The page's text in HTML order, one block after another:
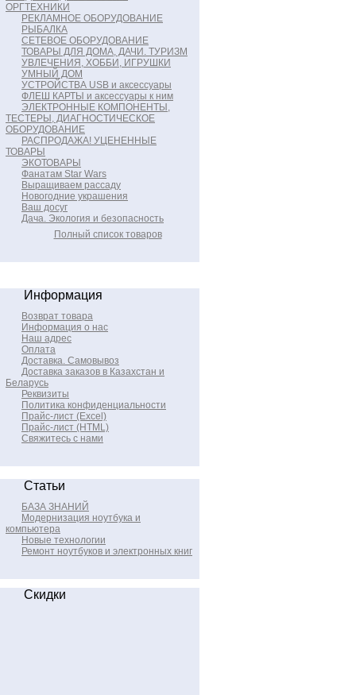
ОРГТЕХНИКИ
РЕКЛАМНОЕ ОБОРУДОВАНИЕ
РЫБАЛКА
СЕТЕВОЕ ОБОРУДОВАНИЕ
ТОВАРЫ ДЛЯ ДОМА, ДАЧИ. ТУРИЗМ
УВЛЕЧЕНИЯ, ХОББИ, ИГРУШКИ
УМНЫЙ ДОМ
УСТРОЙСТВА USB и аксессуары
ФЛЕШ КАРТЫ и аксессуары к ним
ЭЛЕКТРОННЫЕ КОМПОНЕНТЫ,
ТЕСТЕРЫ, ДИАГНОСТИЧЕСКОЕ
ОБОРУДОВАНИЕ
РАСПРОДАЖА! УЦЕНЕННЫЕ
ТОВАРЫ
ЭКОТОВАРЫ
Фанатам Star Wars
Выращиваем рассаду
Новогодние украшения
Ваш досуг
Дача. Экология и безопасность
Полный список товаров
Информация
Возврат товара
Информация о нас
Наш адрес
Оплата
Доставка. Самовывоз
Доставка заказов в Казахстан и
Беларусь
Реквизиты
Политика конфиденциальности
Прайс-лист (Excel)
Прайс-лист (HTML)
Свяжитесь с нами
Статьи
БАЗА ЗНАНИЙ
Модернизация ноутбука и
компьютера
Новые технологии
Ремонт ноутбуков и электронных книг
Скидки